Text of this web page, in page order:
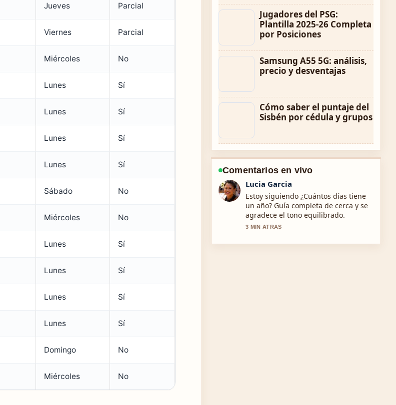
Jueves Parcial
Viernes Parcial
Miércoles No
Lunes Sí
Lunes Sí
Lunes Sí
Lunes Sí
Sábado No
Miércoles No
Lunes Sí
Lunes Sí
Lunes Sí
Lunes Sí
Domingo No
Miércoles No
Jugadores del PSG:
Plantilla 2025-26 Completa
por Posiciones
Samsung A55 5G: análisis,
precio y desventajas
Cómo saber el puntaje del
Sisbén por cédula y grupos
Comentarios en vivo
Daniel Ruiz
Buen contexto sobre Levotiroxina 50
mg: guía completa sobre dosis,.... Por
favor sigan actualizando este hilo en
vivo.